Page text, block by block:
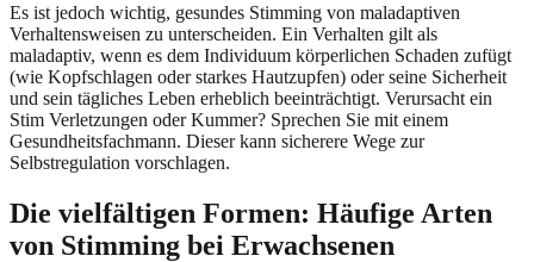
Es ist jedoch wichtig, gesundes Stimming von maladaptiven
Verhaltensweisen zu unterscheiden. Ein Verhalten gilt als
maladaptiv, wenn es dem Individuum körperlichen Schaden zufügt
(wie Kopfschlagen oder starkes Hautzupfen) oder seine Sicherheit
und sein tägliches Leben erheblich beeinträchtigt. Verursacht ein
Stim Verletzungen oder Kummer? Sprechen Sie mit einem
Gesundheitsfachmann. Dieser kann sicherere Wege zur
Selbstregulation vorschlagen.
Die vielfältigen Formen: Häufige Arten
von Stimming bei Erwachsenen